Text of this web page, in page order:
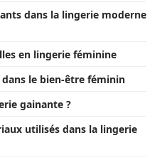
dans la lingerie moderne
en lingerie féminine
le bien-être féminin
gainante ?
utilisés dans la lingerie